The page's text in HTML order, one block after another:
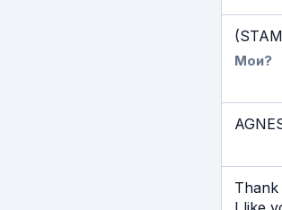
Мои?
Thank